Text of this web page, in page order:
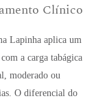
Clínico
Lapinha aplica um
a carga tabágica
moderado ou
. O diferencial do